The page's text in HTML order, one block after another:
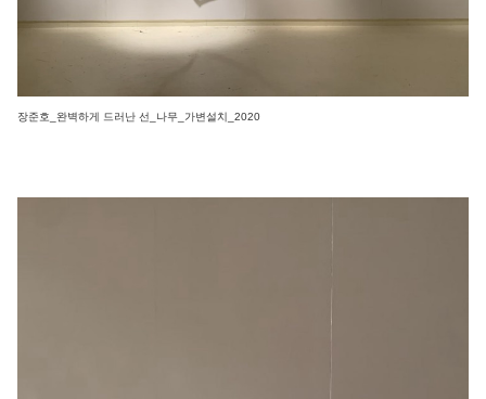
장준호_완벽하게 드러난 선_나무_가변설치_2020